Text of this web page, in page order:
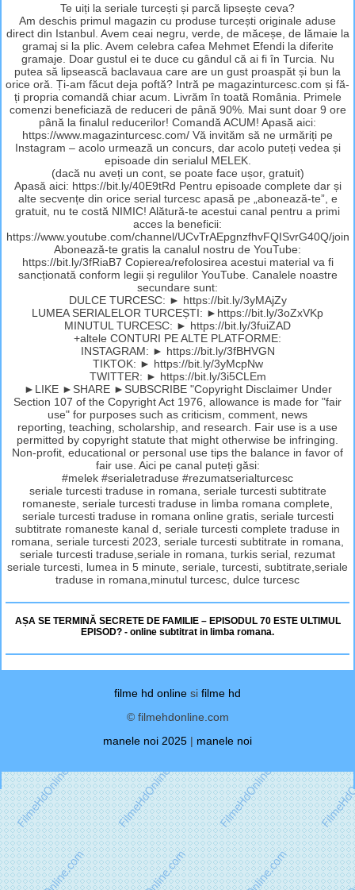
Te uiți la seriale turcești și parcă lipsește ceva?
Am deschis primul magazin cu produse turcești originale aduse
direct din Istanbul. Avem ceai negru, verde, de măceșe, de lămaie la
gramaj si la plic. Avem celebra cafea Mehmet Efendi la diferite
gramaje. Doar gustul ei te duce cu gândul că ai fi în Turcia. Nu
putea să lipsească baclavaua care are un gust proaspăt și bun la
orice oră. Ți-am făcut deja poftă? Intră pe magazinturcesc.com și fă-
ți propria comandă chiar acum. Livrăm în toată România. Primele
comenzi beneficiază de reduceri de până 90%. Mai sunt doar 9 ore
până la finalul reducerilor! Comandă ACUM! Apasă aici:
https://www.magazinturcesc.com/ Vă invităm să ne urmăriți pe
Instagram – acolo urmează un concurs, dar acolo puteți vedea și
episoade din serialul MELEK.
(dacă nu aveți un cont, se poate face ușor, gratuit)
Apasă aici: https://bit.ly/40E9tRd Pentru episoade complete dar și
alte secvențe din orice serial turcesc apasă pe „abonează-te”, e
gratuit, nu te costă NIMIC! Alătură-te acestui canal pentru a primi
acces la beneficii:
https://www.youtube.com/channel/UCvTrAEpgnzfhvFQISvrG40Q/join
Abonează-te gratis la canalul nostru de YouTube:
https://bit.ly/3fRiaB7 Copierea/refolosirea acestui material va fi
sancționată conform legii și regulilor YouTube. Canalele noastre
secundare sunt:
DULCE TURCESC: ► https://bit.ly/3yMAjZy
LUMEA SERIALELOR TURCEȘTI: ►https://bit.ly/3oZxVKp
MINUTUL TURCESC: ► https://bit.ly/3fuiZAD
+altele CONTURI PE ALTE PLATFORME:
INSTAGRAM: ► https://bit.ly/3fBHVGN
TIKTOK: ► https://bit.ly/3yMcpNw
TWITTER: ► https://bit.ly/3i5CLEm
►LIKE ►SHARE ►SUBSCRIBE "Copyright Disclaimer Under
Section 107 of the Copyright Act 1976, allowance is made for "fair
use" for purposes such as criticism, comment, news
reporting, teaching, scholarship, and research. Fair use is a use
permitted by copyright statute that might otherwise be infringing.
Non-profit, educational or personal use tips the balance in favor of
fair use. Aici pe canal puteți găsi:
#melek #serialetraduse #rezumatserialturcesc
seriale turcesti traduse in romana, seriale turcesti subtitrate
romaneste, seriale turcesti traduse in limba romana complete,
seriale turcesti traduse in romana online gratis, seriale turcesti
subtitrate romaneste kanal d, seriale turcesti complete traduse in
romana, seriale turcesti 2023, seriale turcesti subtitrate in romana,
seriale turcesti traduse,seriale in romana, turkis serial, rezumat
seriale turcesti, lumea in 5 minute, seriale, turcesti, subtitrate,seriale
traduse in romana,minutul turcesc, dulce turcesc
AȘA SE TERMINĂ SECRETE DE FAMILIE – EPISODUL 70 ESTE ULTIMUL
EPISOD? - online subtitrat in limba romana.
filme hd online si filme hd
© filmehdonline.com
manele noi 2025 | manele noi